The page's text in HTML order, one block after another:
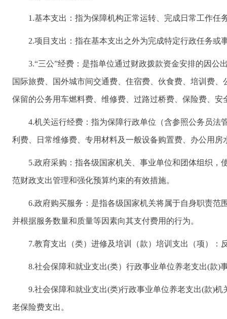
1.基本支出：指为保障机构正常运转、完成日常工作任
2.项目支出：指在基本支出之外为完成特定行政任务或
3.“三公”经费：是指单位通过财政拨款资金安排的因
国际旅费、国外城市间交通费、住宿费、伙食费、培训费
保留的公务用车燃料费、维修费、过路过桥费、保险费、
4.机关运行经费：指为保障行政单位（含参照公务员
利费、日常维修费、专用材料及一般设备购置费、办公用
5.政府采购：指各级国家机关、事业单位和团体组织
范财政支出管理和强化预算约束的有效措施。
6.政府购买服务：是指各级国家机关将属于自身职责
并根据服务数量和质量等因素向其支付费用的行为。
7.教育支出（类）进修及培训（款）培训支出（项）：
8.社会保障和就业支出(类）行政事业单位养老支出(款
9.社会保障和就业支出(类)行政事业单位养老支出(款)
老保险费支出。